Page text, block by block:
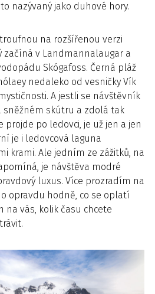
nazývaný jako duhové hory.
na rozšířenou verzi
začíná v Landmannalaugar a
Skógafoss. Černá pláž
nedaleko od vesničky Vík
A jestli se návštěvník
sněžném skútru a zdolá tak
projde po ledovci, je už jen a jen
je i ledovcová laguna
krami. Ale jedním ze zážitků, na
je návštěva modré
luxus. Více prozradím na
opravdu hodně, co se oplatí
na vás, kolik času chcete